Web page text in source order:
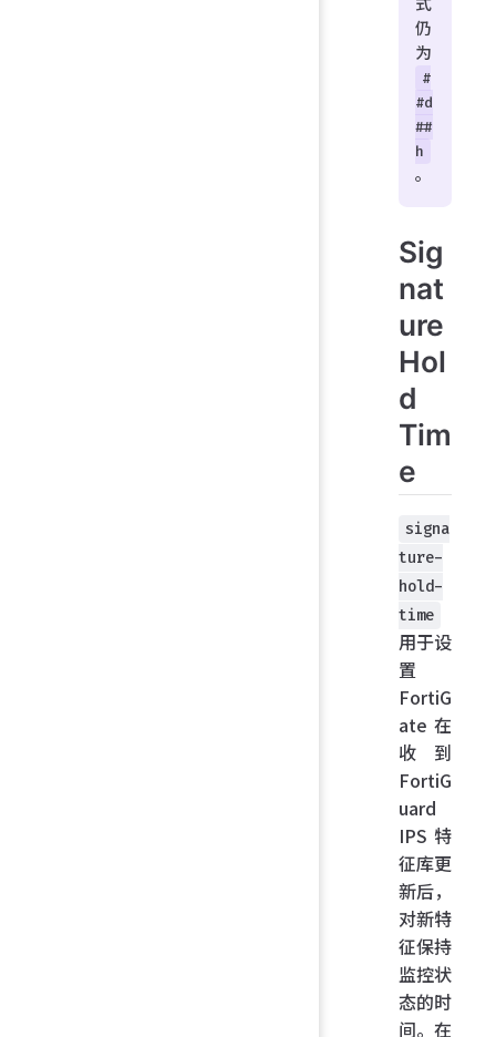
仍
为
#
#d
##
h
。
Sig
nat
ure
Hol
d
Tim
e
signa
ture-
hold-
time
用于设
置
FortiG
ate 在
收到
FortiG
uard
IPS 特
征库更
新后，
对新特
征保持
监控状
态的时
间。在